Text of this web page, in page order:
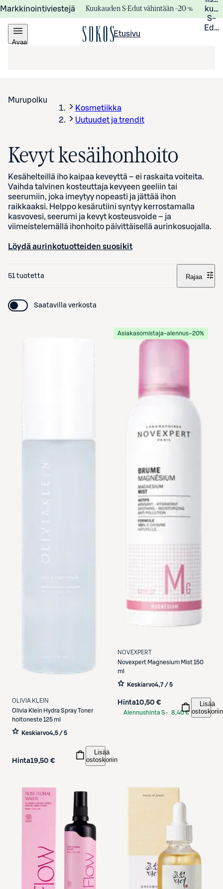
Markkinointiviestejä Kuukauden S-Edut vähintään –20 %
S-
Avaa
Etusivu
Murupolku
Kosmetiikka
Uutuudet ja trendit
Kevyt kesäihonhoito
Kesähelteillä iho kaipaa keveyttä – ei raskaita voiteita.
Vaihda talvinen kosteuttaja kevyeen geeliin tai
seerumiin, joka imeytyy nopeasti ja jättää ihon
raikkaaksi. Helppo kesärutiini syntyy kerrostamalla
kasvovesi, seerumi ja kevyt kosteusvoide – ja
viimeistelemällä ihonhoito päivittäisellä aurinkosuojalla.
Löydä aurinkotuotteiden suosikit
51 tuotetta Rajaa
Saatavilla verkosta
OLIVIA KLEIN
Olivia Klein Hydra Spray Toner
hoitoneste 125 ml
Keskiarvo4,5 / 5
Hinta19,50 €
Lisää
ostoskoriin
Asiakasomistaja-alennus−20%
NOVEXPERT
Novexpert Magnesium Mist 150
ml
Keskiarvo4,7 / 5
Hinta10,50 €
Alennushinta S- 8,40 €
Lisää
ostoskoriin